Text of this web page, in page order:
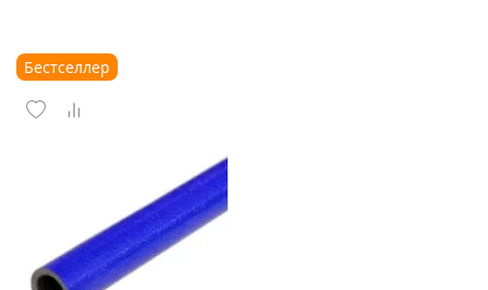
Бестселлер